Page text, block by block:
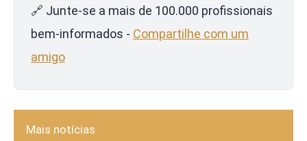
🔗 Junte-se a mais de 100.000 profissionais
bem-informados - Compartilhe com um
amigo
Mais notícias